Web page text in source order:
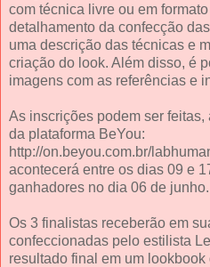
com técnica livre ou em
detalhamento da confecção
uma descrição das técnicas e
criação do look. Além disso, é
imagens com as referências e
As inscrições podem ser
da plataforma BeYou:
http://on.beyou.com.br/
acontecerá entre os dias 09 e
ganhadores no dia 06 de junho.
Os 3 finalistas receberão em
confeccionadas pelo estilista
resultado final em um